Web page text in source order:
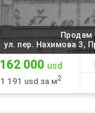
Продам
ул. пер. Нахимова 3,
162 000 usd
1 191 usd за м2